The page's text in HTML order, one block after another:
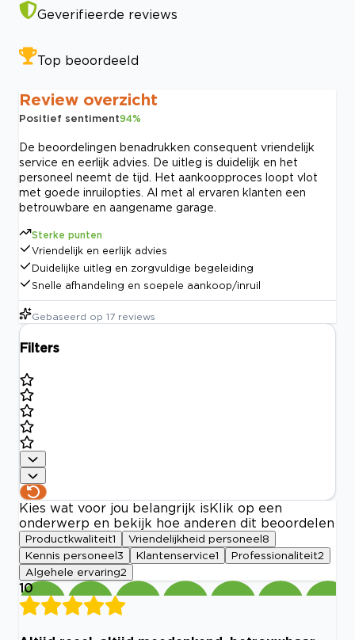
Geverifieerde reviews
Top beoordeeld
Review overzicht
Positief sentiment94%
De beoordelingen benadrukken consequent vriendelijk
service en eerlijk advies. De uitleg is duidelijk en het
personeel neemt de tijd. Het aankoopproces loopt vlot
met goede inruilopties. Al met al ervaren klanten een
betrouwbare en aangename garage.
Sterke punten
Vriendelijk en eerlijk advies
Duidelijke uitleg en zorgvuldige begeleiding
Snelle afhandeling en soepele aankoop/inruil
Gebaseerd op 17 reviews
Filters
Kies wat voor jou belangrijk is Klik op een
onderwerp en bekijk hoe anderen dit beoordelen
Productkwaliteit1 Vriendelijkheid personeel 8
Kennis personeel 3 Klantenservice1 Professionaliteit2
Algehele ervaring2
10